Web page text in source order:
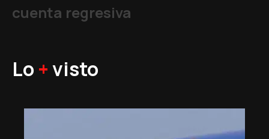
cuenta regresiva
Lo +visto